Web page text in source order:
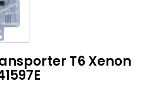
T6 Xenon